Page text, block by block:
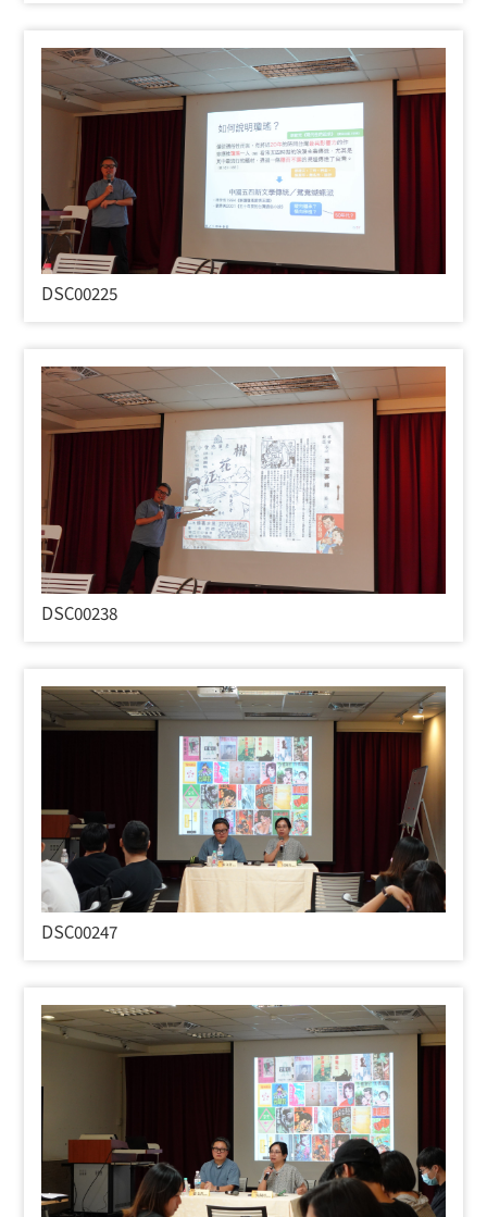
DSC00225
DSC00238
DSC00247